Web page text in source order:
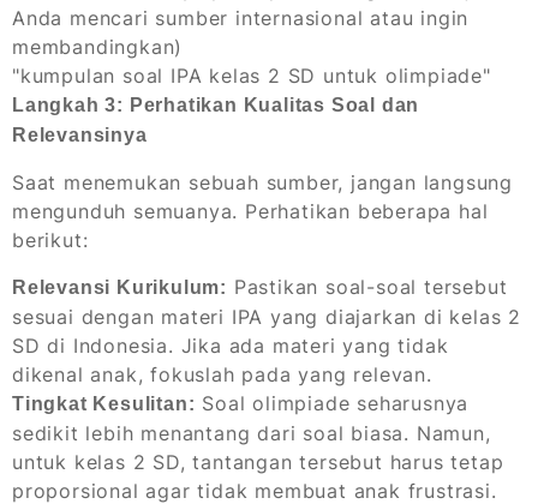
Anda mencari sumber internasional atau ingin
membandingkan)
"kumpulan soal IPA kelas 2 SD untuk olimpiade"
Langkah 3: Perhatikan Kualitas Soal dan
Relevansinya
Saat menemukan sebuah sumber, jangan langsung
mengunduh semuanya. Perhatikan beberapa hal
berikut:
Relevansi Kurikulum: Pastikan soal-soal tersebut
sesuai dengan materi IPA yang diajarkan di kelas 2
SD di Indonesia. Jika ada materi yang tidak
dikenal anak, fokuslah pada yang relevan.
Tingkat Kesulitan: Soal olimpiade seharusnya
sedikit lebih menantang dari soal biasa. Namun,
untuk kelas 2 SD, tantangan tersebut harus tetap
proporsional agar tidak membuat anak frustrasi.